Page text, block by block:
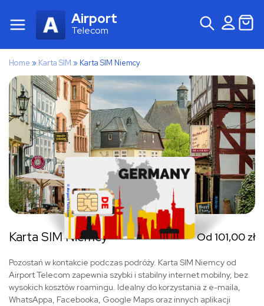
Airport
Telecom
Home » Karta SIM » Karta SIM Niemcy
Karta SIM Niemcy Od 101,00 zł
Pozostań w kontakcie podczas podróży. Karta SIM Niemcy od
Airport Telecom zapewnia szybki i stabilny internet mobilny, bez
wysokich kosztów roamingu. Idealny do korzystania z e-maila,
WhatsAppa, Facebooka, Google Maps oraz innych aplikacji